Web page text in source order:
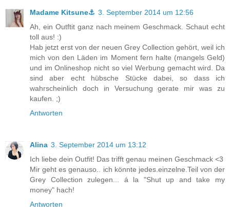
Madame Kitsune⚓ 3. September 2014 um 12:56
Ah, ein Outftit ganz nach meinem Geschmack. Schaut echt
toll aus! :)
Hab jetzt erst von der neuen Grey Collection gehört, weil ich
mich von den Läden im Moment fern halte (mangels Geld)
und im Onlineshop nicht so viel Werbung gemacht wird. Da
sind aber echt hübsche Stücke dabei, so dass ich
wahrscheinlich doch in Versuchung gerate mir was zu
kaufen. ;)
Antworten
Alina 3. September 2014 um 13:12
Ich liebe dein Outfit! Das trifft genau meinen Geschmack <3
Mir geht es genauso.. ich könnte jedes.einzelne.Teil von der
Grey Collection zulegen... á la "Shut up and take my
money" hach!
Antworten